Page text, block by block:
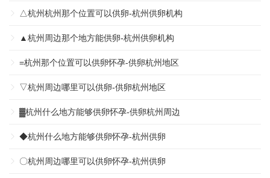
△杭州杭州那个位置可以供卵-杭州供卵机构
▲杭州周边那个地方能供卵-杭州供卵机构
=杭州那个位置可以供卵怀孕-供卵杭州地区
▽杭州周边哪里可以供卵-供卵杭州地区
▓杭州什么地方能够供卵怀孕-供卵杭州周边
◆杭州什么地方能够供卵怀孕-杭州供卵
〇杭州周边哪里可以供卵怀孕-杭州供卵